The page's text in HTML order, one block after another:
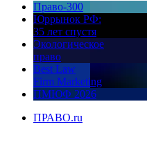
Право-300
Юррынок РФ:
35 лет спустя
Экологическое
право
Best Law
Firm Marketing
ПМЮФ 2026
ПРАВО.ru